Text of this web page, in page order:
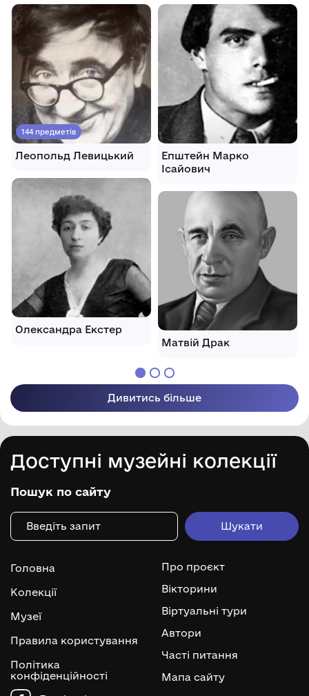
144 предметів
Леопольд Левицький
Олександра Екстер
Епштейн Марко
Ісайович
Матвій Драк
Дивитись більше
Доступні музейні колекції
Пошук по сайту
Головна
Колекції
Музеї
Правила користування
Політика
конфіденційності
Про проєкт
Вікторини
Віртуальні тури
Автори
Часті питання
Мапа сайту